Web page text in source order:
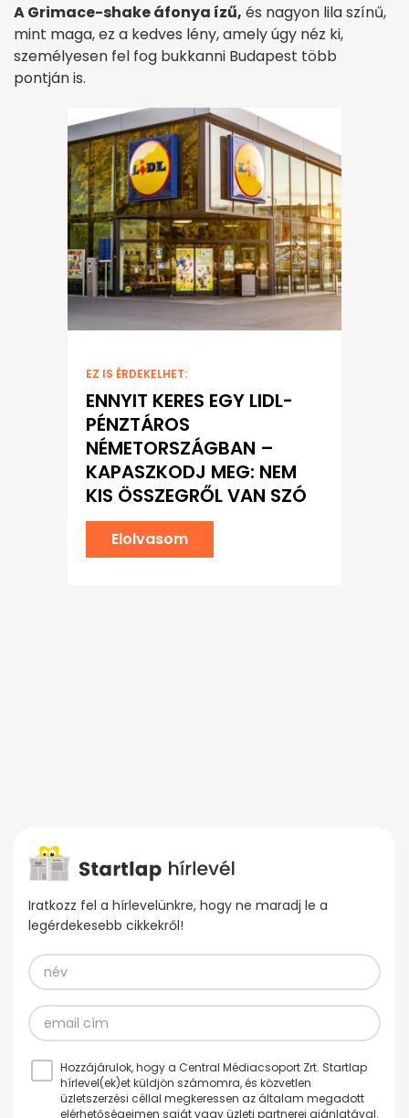
A Grimace-shake áfonya ízű, és nagyon lila színű,
mint maga, ez a kedves lény, amely úgy néz ki,
személyesen fel fog bukkanni Budapest több
pontján is.
EZ IS ÉRDEKELHET:
ENNYIT KERES EGY LIDL-
PÉNZTÁROS
NÉMETORSZÁGBAN –
KAPASZKODJ MEG: NEM
KIS ÖSSZEGRŐL VAN SZÓ
Elolvasom
Iratkozz fel a hírlevelünkre, hogy ne maradj le a
legérdekesebb cikkekről!
Hozzájárulok, hogy a Central Médiacsoport Zrt. Startlap
hírlevel(ek)et küldjön számomra, és közvetlen
üzletszerzési céllal megkeressen az általam megadott
elérhetőségeimen saját vagy üzleti partnerei ajánlatával.